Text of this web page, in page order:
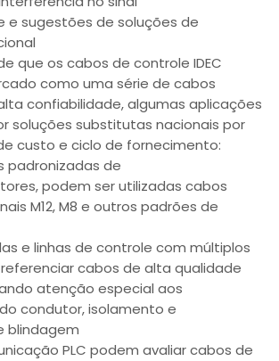
e sugestões de soluções de
que os cabos de controle IDEC
como uma série de cabos
confiabilidade, algumas aplicações
soluções substitutas nacionais por
custo e ciclo de fornecimento:
padronizadas de
podem ser utilizadas cabos
M12, M8 e outros padrões de
e linhas de controle com múltiplos
cabos de alta qualidade
atenção especial aos
condutor, isolamento e
blindagem
PLC podem avaliar cabos de